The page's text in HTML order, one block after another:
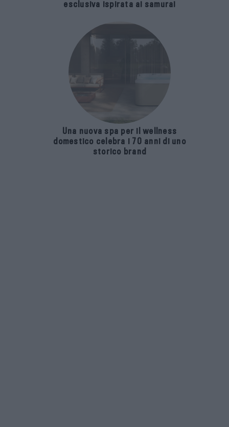
esclusiva ispirata ai samurai
Una nuova spa per il wellness
domestico celebra i 70 anni di uno
storico brand